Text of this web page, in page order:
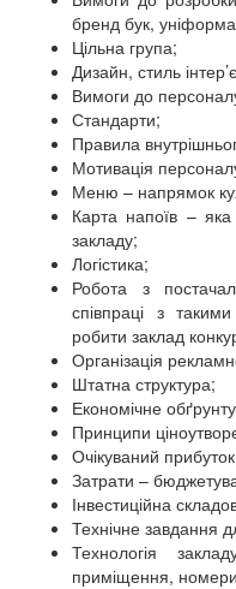
бренд бук,
Цільна група;
Дизайн, стиль
Вимоги до
Стандарти;
Правила
Мотивація
Меню – напрямок
Карта напоїв –
закладу;
Логістика;
Робота з
співпраці з
робити заклад
Організація
Штатна структура;
Економічне
Принципи
Очікуваний
Затрати –
Інвестиційна
Технічне завдання
Технологія
приміщення,